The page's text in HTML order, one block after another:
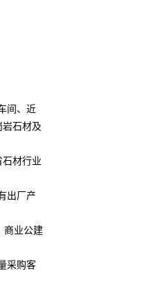
间、近
石材及
材行业
出厂产
商业公建
采购客